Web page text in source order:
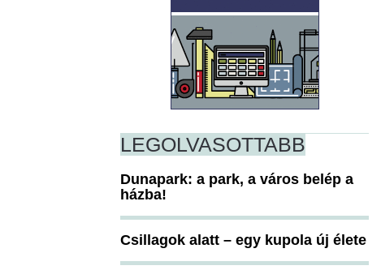
LEGOLVASOTTABB
Dunapark: a park, a város belép a
házba!
Csillagok alatt – egy kupola új élete